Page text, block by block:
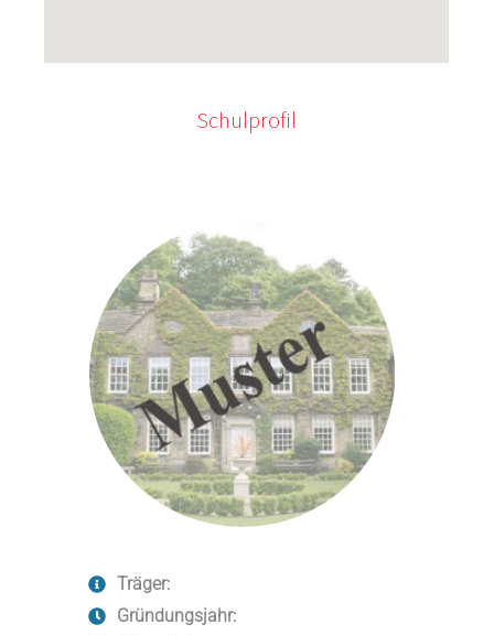
Schulprofil
Träger:
Gründungsjahr: